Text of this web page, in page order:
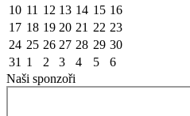
10 11 12 13 14 15 16
17 18 19 20 21 22 23
24 25 26 27 28 29 30
31 1 2 3 4 5
6
Naši sponzoři